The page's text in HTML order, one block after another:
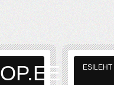
ESILEHT